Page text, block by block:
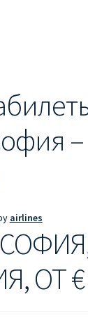
ПРАГА,
–
airlines
ОТ €